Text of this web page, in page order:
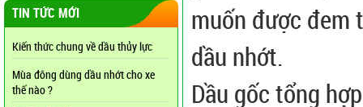
TIN TỨC MỚI
Kiến thức chung về dầu thủy lực
Mùa đông dùng dầu nhớt cho xe
thế nào ?
muốn được đem
dầu nhớt.
Dầu gốc tổng